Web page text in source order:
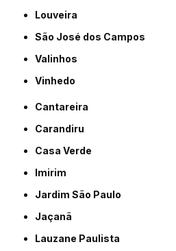
Louveira
São José dos Campos
Valinhos
Vinhedo
Cantareira
Carandiru
Casa Verde
Imirim
Jardim São Paulo
Jaçanã
Lauzane Paulista